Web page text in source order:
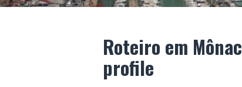
Roteiro em
profile